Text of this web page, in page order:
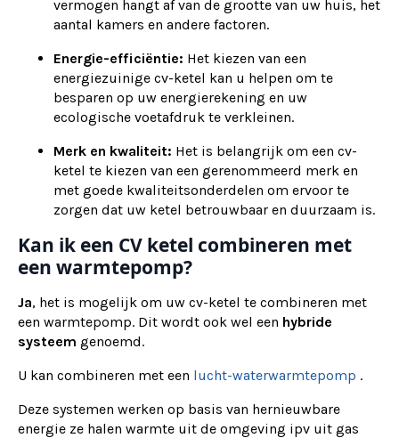
vermogen hangt af van de grootte van uw huis, het
aantal kamers en andere factoren.
Energie-efficiëntie: Het kiezen van een
energiezuinige cv-ketel kan u helpen om te
besparen op uw energierekening en uw
ecologische voetafdruk te verkleinen.
Merk en kwaliteit: Het is belangrijk om een cv-
ketel te kiezen van een gerenommeerd merk en
met goede kwaliteitsonderdelen om ervoor te
zorgen dat uw ketel betrouwbaar en duurzaam is.
Kan ik een CV ketel combineren met
een warmtepomp?
Ja, het is mogelijk om uw cv-ketel te combineren met
een warmtepomp. Dit wordt ook wel een hybride
systeem genoemd.
U kan combineren met een lucht-waterwarmtepomp .
Deze systemen werken op basis van hernieuwbare
energie ze halen warmte uit de omgeving ipv uit gas